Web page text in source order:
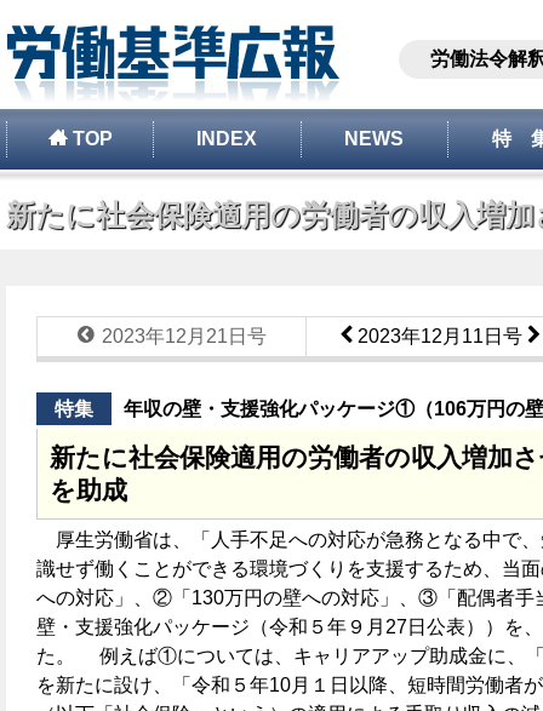
労働法令解
TOP INDEX NEWS 特
新たに社会保険適用の労働者の収入増
2023年12月21日号 2023年12月11日号
特集 年収の壁・支援強化パッケージ①（106万円の
新たに社会保険適用の労働者の収入増加
を助成
厚生労働省は、「人手不足への対応が急務となる中で
識せず働くことができる環境づくりを支援するため、当
への対応」、②「130万円の壁への対応」、③「配偶者手
壁・支援強化パッケージ（令和５年９月27日公表））を
た。 例えば①については、キャリアアップ助成金に、
を新たに設け、「令和５年10月１日以降、短時間労働者